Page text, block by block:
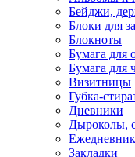
Бейджи,
Блоки для
Блокноты
Бумага для
Бумага для
Визитницы
Губка-
Дневники
Дыроколы,
Закладки